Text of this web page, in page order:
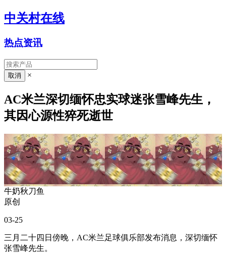
中关村在线
热点资讯
×
AC米兰深切缅怀忠实球迷张雪峰先生，
其因心源性猝死逝世
牛奶秋刀鱼
原创
03-25
三月二十四日傍晚，AC米兰足球俱乐部发布消息，深切缅怀
张雪峰先生。